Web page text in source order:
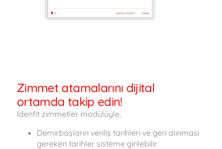
Zimmet atamalarını dijital
ortamda takip edin!
Idenfit zimmetler modülüyle,
Demirbaşların veriliş tarihleri ve geri alınması
gereken tarihler sisteme girilebilir.